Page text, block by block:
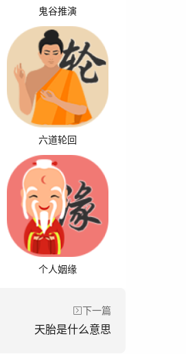
鬼谷推演
六道轮回
个人姻缘
下一篇
天胎是什么意思